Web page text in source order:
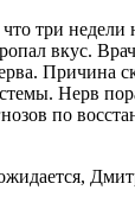
три недели
вкус.
Причина
Нерв
по